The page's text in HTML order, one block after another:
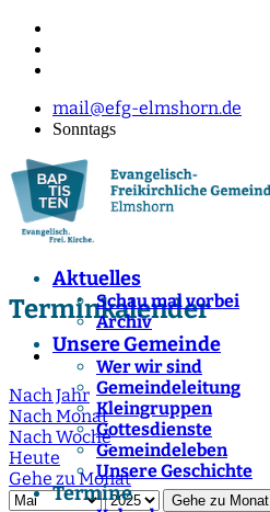
mail@efg-elmshorn.de
Sonntags
Aktuelles
Schau mal vorbei
Archiv
Unsere Gemeinde
Wer wir sind
Gemeindeleitung
Kleingruppen
Gottesdienste
Gemeindeleben
Unsere Geschichte
Termine
Terminkalender
Nach Jahr
Nach Monat
Nach Woche
Heute
Gehe zu Monat
Gehe zu Monat